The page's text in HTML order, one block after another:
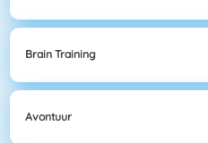
Brain Training
Avontuur